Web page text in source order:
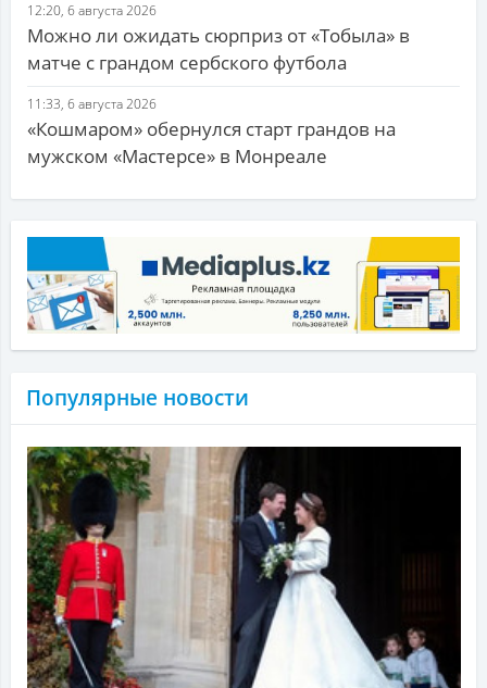
12:20, 6 августа 2026
Можно ли ожидать сюрприз от «Тобыла» в
матче с грандом сербского футбола
11:33, 6 августа 2026
«Кошмаром» обернулся старт грандов на
мужском «Мастерсе» в Монреале
Популярные новости